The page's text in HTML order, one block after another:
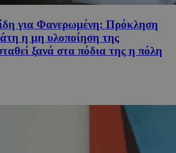
για Φανερωμένη: Πρόκληση
η μη υλοποίηση της
ξανά στα πόδια της η πόλη